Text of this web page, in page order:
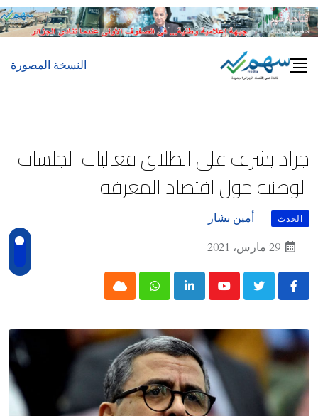
Skip
to
النسخة المصورة
جراد يشرف على انطلاق فعاليات الجلسات
الوطنية حول اقتصاد المعرفة
الحدث
أمين بشار
29 مارس، 2021
Youtube
LinkedIn
Whatsapp
Cloud